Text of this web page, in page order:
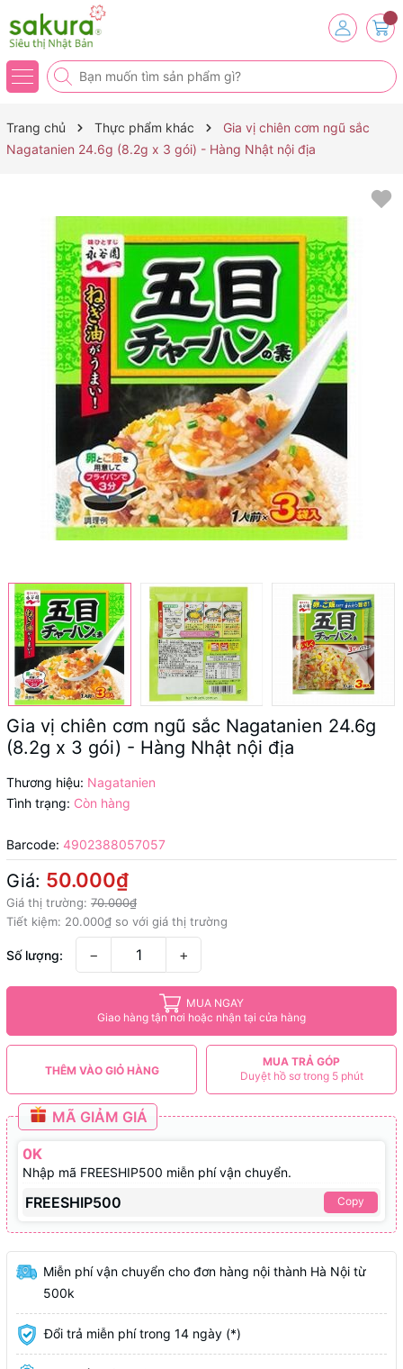
Trang chủ Thực phẩm khác
Gia vị chiên cơm ngũ sắc
Nagatanien 24.6g (8.2g x 3 gói) - Hàng Nhật nội địa
Gia vị chiên cơm ngũ sắc Nagatanien 24.6g
(8.2g x 3 gói) - Hàng Nhật nội địa
Thương hiệu: Nagatanien
Tình trạng: Còn hàng
Barcode: 4902388057057
Giá: 50.000₫
Giá thị trường: 70.000₫
Tiết kiệm: 20.000₫ so với giá thị trường
Số lượng: − +
MUA NGAY
Giao hàng tận nơi hoặc nhận tại cửa hàng
THÊM VÀO GIỎ HÀNG
MUA TRẢ GÓP
Duyệt hồ sơ trong 5 phút
MÃ GIẢM GIÁ
0K
Nhập mã FREESHIP500 miễn phí vận chuyển.
FREESHIP500 Copy
Miễn phí vận chuyển cho đơn hàng nội thành Hà Nội từ
500k
Đổi trả miễn phí trong 14 ngày (*)